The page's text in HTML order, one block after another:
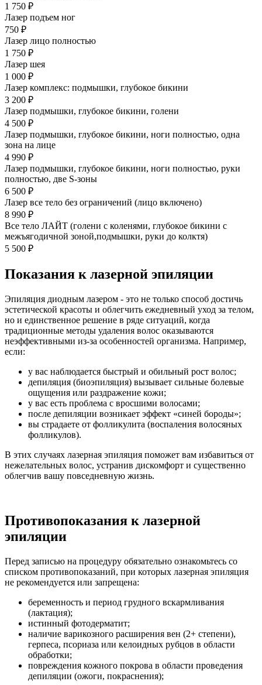
1 750 ₽
Лазер подъем ног
750 ₽
Лазер лицо полностью
1 750 ₽
Лазер шея
1 000 ₽
Лазер комплекс: подмышки, глубокое бикини
3 200 ₽
Лазер подмышки, глубокое бикини, голени
4 500 ₽
Лазер подмышки, глубокое бикини, ноги полностью, одна
зона на лице
4 990 ₽
Лазер подмышки, глубокое бикини, ноги полностью, руки
полностью, две S-зоны
6 500 ₽
Лазер все тело без ограничений (лицо включено)
8 990 ₽
Все тело ЛАЙТ (голени с коленями, глубокое бикини с
межъягодичной зоной,подмышки, руки до колктя)
5 500 ₽
Показания к лазерной эпиляции
Эпиляция диодным лазером - это не только способ достичь
эстетической красоты и облегчить ежедневный уход за телом,
но и единственное решение в ряде ситуаций, когда
традиционные методы удаления волос оказываются
неэффективными из-за особенностей организма. Например,
если:
у вас наблюдается быстрый и обильный рост волос;
депиляция (биоэпиляция) вызывает сильные болевые
ощущения или раздражение кожи;
у вас есть проблема с вросшими волосами;
после депиляции возникает эффект «синей бороды»;
вы страдаете от фолликулита (воспаления волосяных
фолликулов).
В этих случаях лазерная эпиляция поможет вам избавиться от
нежелательных волос, устранив дискомфорт и существенно
облегчив вашу повседневную жизнь.
Противопоказания к лазерной
эпиляции
Перед записью на процедуру обязательно ознакомьтесь со
списком противопоказаний, при которых лазерная эпиляция
не рекомендуется или запрещена:
беременность и период грудного вскармливания
(лактация);
истинный фотодерматит;
наличие варикозного расширения вен (2+ степени),
герпеса, псориаза или келоидных рубцов в области
обработки;
повреждения кожного покрова в области проведения
депиляции (ожоги, покраснения);